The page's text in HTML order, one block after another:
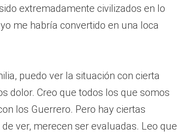
extremadamente civilizados en lo
me habría convertido en una loca
puedo ver la situación con cierta
dolor. Creo que todos los que somos
los Guerrero. Pero hay ciertas
ver, merecen ser evaluadas. Leo que